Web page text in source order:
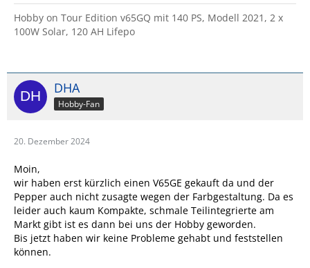
Hobby on Tour Edition v65GQ mit 140 PS, Modell 2021, 2 x
100W Solar, 120 AH Lifepo
DHA
Hobby-Fan
20. Dezember 2024
Moin,
wir haben erst kürzlich einen V65GE gekauft da und der
Pepper auch nicht zusagte wegen der Farbgestaltung. Da es
leider auch kaum Kompakte, schmale Teilintegrierte am
Markt gibt ist es dann bei uns der Hobby geworden.
Bis jetzt haben wir keine Probleme gehabt und feststellen
können.